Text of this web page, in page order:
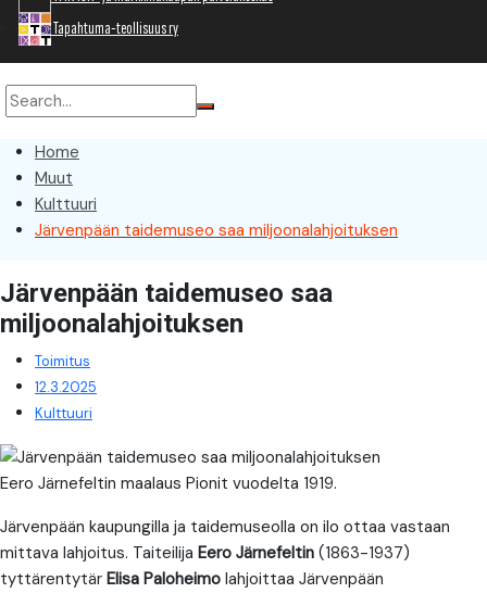
Tapahtuma-teollisuus ry
Home
Muut
Kulttuuri
Järvenpään taidemuseo saa miljoonalahjoituksen
Järvenpään taidemuseo saa
miljoonalahjoituksen
Toimitus
12.3.2025
Kulttuuri
Eero Järnefeltin maalaus Pionit vuodelta 1919.
Järvenpään kaupungilla ja taidemuseolla on ilo ottaa vastaan
mittava lahjoitus. Taiteilija Eero Järnefeltin (1863-1937)
tyttärentytär Elisa Paloheimo lahjoittaa Järvenpään